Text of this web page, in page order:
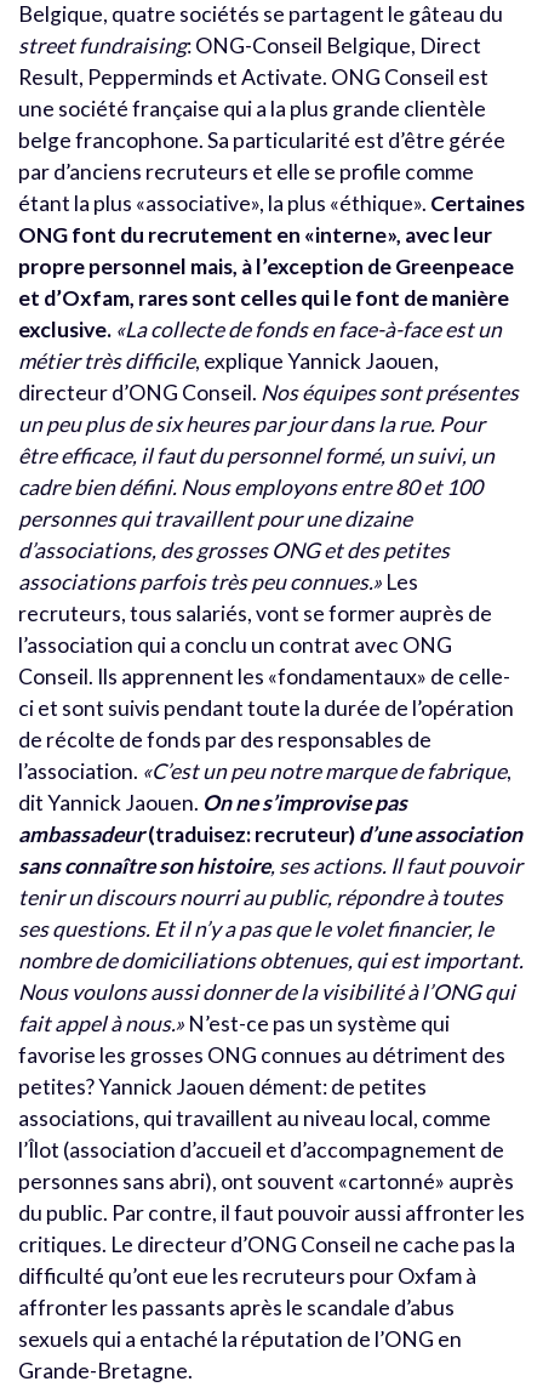
Belgique, quatre sociétés se partagent le gâteau du
street fundraising: ONG-Conseil Belgique, Direct
Result, Pepperminds et Activate. ONG Conseil est
une société française qui a la plus grande clientèle
belge francophone. Sa particularité est d’être gérée
par d’anciens recruteurs et elle se profile comme
étant la plus «associative», la plus «éthique». Certaines
ONG font du recrutement en «interne», avec leur
propre personnel mais, à l’exception de Greenpeace
et d’Oxfam, rares sont celles qui le font de manière
exclusive. «La collecte de fonds en face-à-face est un
métier très difficile, explique Yannick Jaouen,
directeur d’ONG Conseil. Nos équipes sont présentes
un peu plus de six heures par jour dans la rue. Pour
être efficace, il faut du personnel formé, un suivi, un
cadre bien défini. Nous employons entre 80 et 100
personnes qui travaillent pour une dizaine
d’associations, des grosses ONG et des petites
associations parfois très peu connues.» Les
recruteurs, tous salariés, vont se former auprès de
l’association qui a conclu un contrat avec ONG
Conseil. Ils apprennent les «fondamentaux» de celle-
ci et sont suivis pendant toute la durée de l’opération
de récolte de fonds par des responsables de
l’association. «C’est un peu notre marque de fabrique,
dit Yannick Jaouen. On ne s’improvise pas
ambassadeur(traduisez: recruteur)d’une association
sans connaître son histoire, ses actions. Il faut pouvoir
tenir un discours nourri au public, répondre à toutes
ses questions. Et il n’y a pas que le volet financier, le
nombre de domiciliations obtenues, qui est important.
Nous voulons aussi donner de la visibilité à l’ONG qui
fait appel à nous.» N’est-ce pas un système qui
favorise les grosses ONG connues au détriment des
petites? Yannick Jaouen dément: de petites
associations, qui travaillent au niveau local, comme
l’Îlot (association d’accueil et d’accompagnement de
personnes sans abri), ont souvent «cartonné» auprès
du public. Par contre, il faut pouvoir aussi affronter les
critiques. Le directeur d’ONG Conseil ne cache pas la
difficulté qu’ont eue les recruteurs pour Oxfam à
affronter les passants après le scandale d’abus
sexuels qui a entaché la réputation de l’ONG en
Grande-Bretagne.